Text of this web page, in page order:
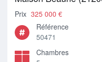
Prix 325 000 €
Référence
50471
Chambres